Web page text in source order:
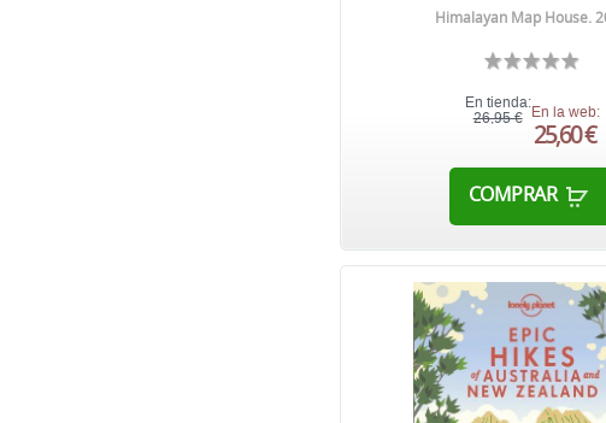
Himalayan Map House.
En tienda:
26,95 € En la web:
25,60 €
COMPRAR